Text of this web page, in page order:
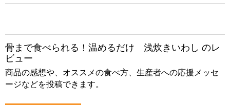
骨まで食べられる！温めるだけ 浅炊きいわし のレ
ビュー
商品の感想や、オススメの食べ方、生産者への応援メッセ
ージなどを投稿できます。